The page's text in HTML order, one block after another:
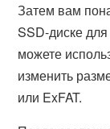
Затем вам
SSD-диске
можете
изменить
или ExFAT.